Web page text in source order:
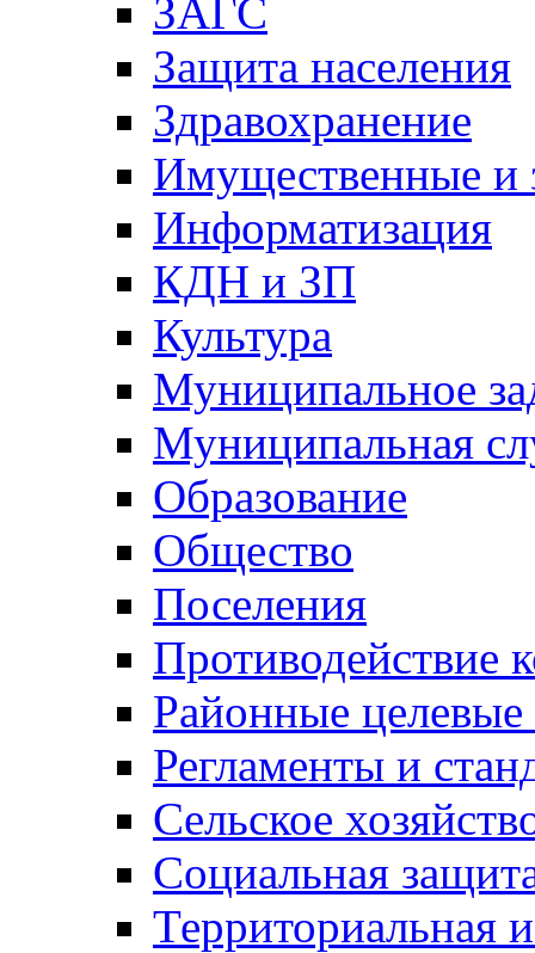
ЗАГС
Защита населения
Здравохранение
Имущественные и
Информатизация
КДН и ЗП
Культура
Муниципальное
Муниципальная
Образование
Общество
Поселения
Противодействие
Районные
Регламенты и
Сельское
Социальная
Территориальная